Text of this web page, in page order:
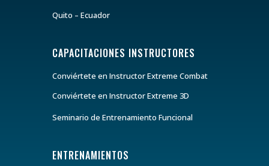
Quito – Ecuador
CAPACITACIONES INSTRUCTORES
Conviértete en Instructor Extreme Combat
Conviértete en Instructor Extreme 3D
Seminario de Entrenamiento Funcional
ENTRENAMIENTOS